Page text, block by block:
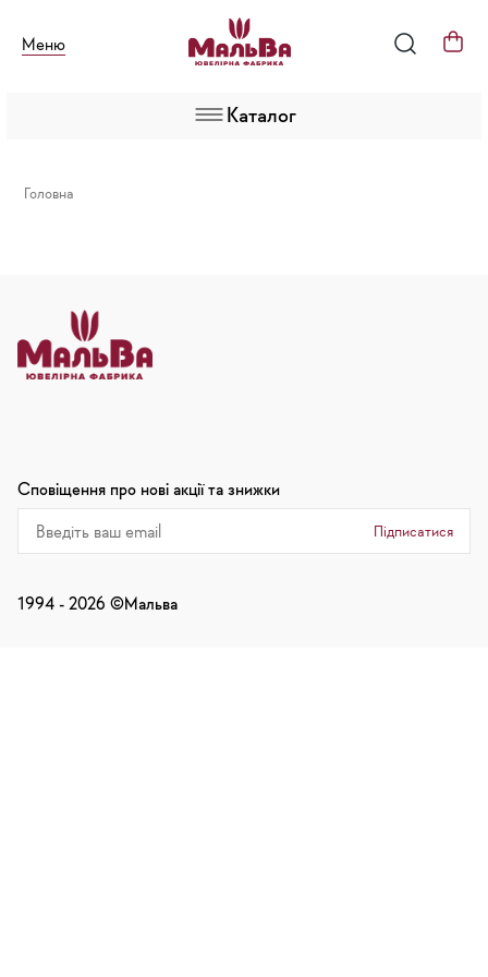
Меню
Каталог
Головна
Сповіщення про нові акції та знижки
Підписатися
1994 - 2026 ©Мальва